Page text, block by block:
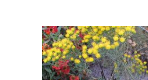
Checkout
Jouw winkelmandje: